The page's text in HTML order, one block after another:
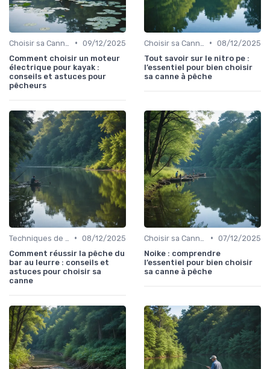
• 09/12/2025
Comment choisir un moteur
électrique pour kayak :
conseils et astuces pour
pêcheurs
• 08/12/2025
Tout savoir sur le nitro pe :
l’essentiel pour bien choisir
sa canne à pêche
• 08/12/2025
Comment réussir la pêche du
bar au leurre : conseils et
astuces pour choisir sa
canne
• 07/12/2025
Noike : comprendre
l’essentiel pour bien choisir
sa canne à pêche